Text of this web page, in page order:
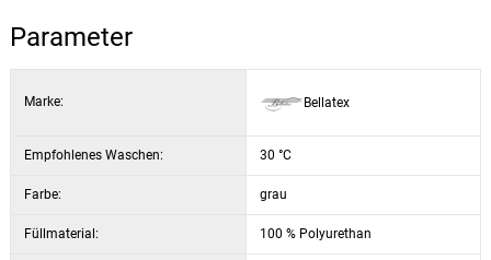
Parameter
Marke: Bellatex
Empfohlenes Waschen: 30 °C
Farbe: grau
Füllmaterial: 100 % Polyurethan